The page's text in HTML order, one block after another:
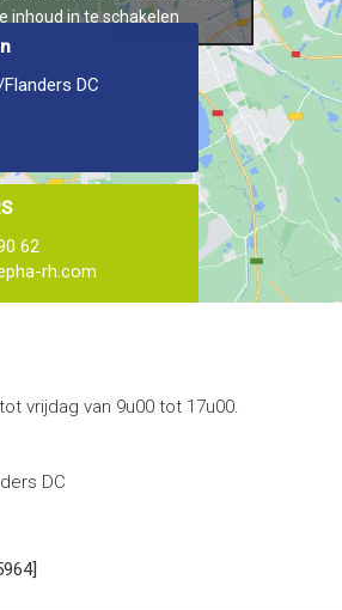
inhoud in te schakelen
DC
62
rh.com
vrijdag van 9u00 tot 17u00.
DC